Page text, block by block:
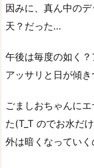
因みに、真ん中の
天？だった…
午後は毎度の如く？
アッサリと日が傾
ごましおちゃんに
た(T_T のでお水だ
外は暗くなってい